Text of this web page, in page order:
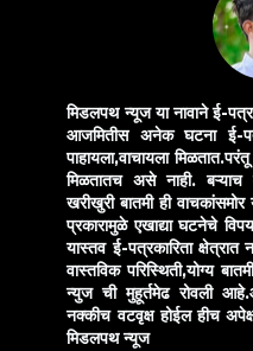
मिडलपथ न्यूज या नावाने ई-
आजमितीस अनेक घटना ई-
पाहायला,वाचायला
मिळतातच असे नाही.
खरीखुरी बातमी ही
प्रकारामुळे एखाद्या घटनेचे
यास्तव ई-पत्रकारिता
वास्तविक परिस्थिती,योग्य
न्युज ची मुहूर्तमेढ रोवली
नक्कीच वटवृक्ष होईल हीच
मिडलपथ न्यूज